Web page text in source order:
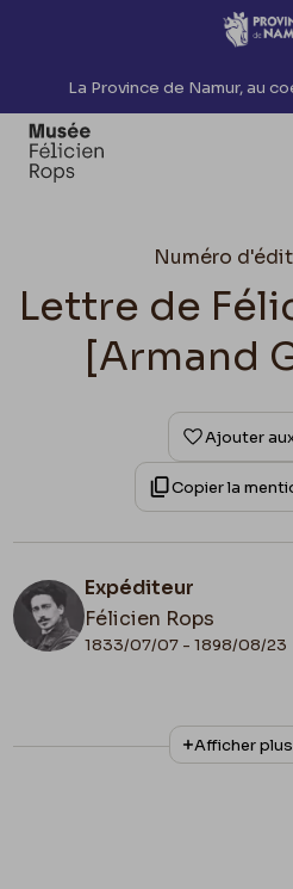
Accèder directement au
La Province de Namur, au
Numéro
Lettre de
[Armand
Ajouter
Copier la
Expéditeur
Félicien Rops
1833/07/07 - 1898/08/23
N° d'inventaire
II/6958/85/bisAfficher